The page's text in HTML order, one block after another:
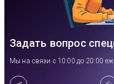
Контакты
Гарантия
Задать вопрос
Мы на связи с 10:00 до 20:00